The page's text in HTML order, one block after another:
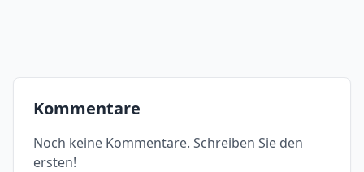
Kommentare
Noch keine Kommentare. Schreiben Sie den
ersten!